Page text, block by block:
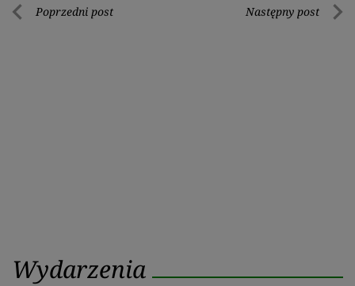
Nawigacja
Poprzedni post Następny post
Wydarzenia